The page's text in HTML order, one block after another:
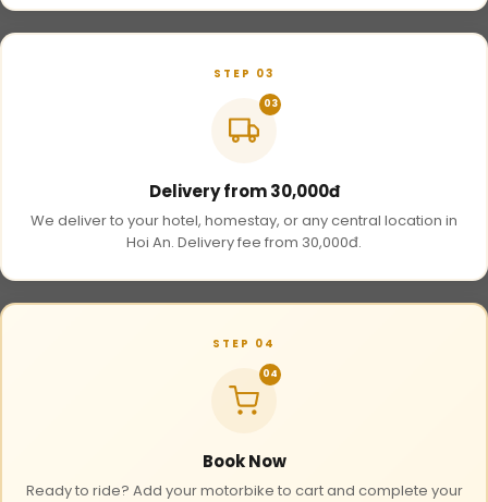
STEP 03
03
Delivery from 30,000đ
We deliver to your hotel, homestay, or any central location in
Hoi An. Delivery fee from 30,000đ.
STEP 04
04
Book Now
Ready to ride? Add your motorbike to cart and complete your